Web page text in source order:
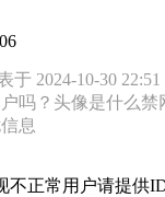
于 2024-10-30 22:51
吗？头像是什么禁
息
不正常用户请提供